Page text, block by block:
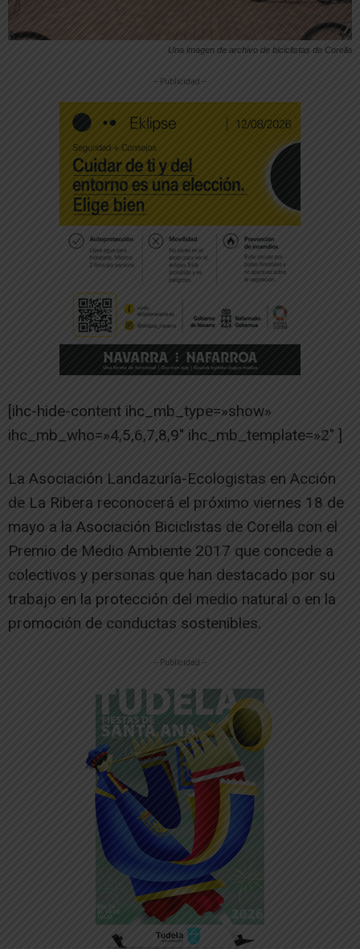
Una imagen de archivo de biciclistas de Corella
-- Publicidad --
[ihc-hide-content ihc_mb_type=»show»
ihc_mb_who=»4,5,6,7,8,9″ ihc_mb_template=»2″ ]
La Asociación Landazuría-Ecologistas en Acción
de La Ribera reconocerá el próximo viernes 18 de
mayo a la Asociación Biciclistas de Corella con el
Premio de Medio Ambiente 2017 que concede a
colectivos y personas que han destacado por su
trabajo en la protección del medio natural o en la
promoción de conductas sostenibles.
-- Publicidad --